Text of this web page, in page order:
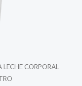
CORPORAL